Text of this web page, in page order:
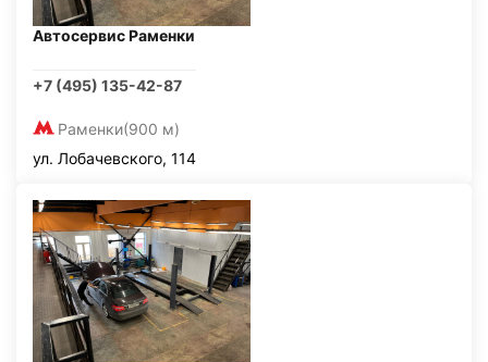
Автосервис Раменки
+7 (495) 135-42-87
Раменки(900 м)
ул. Лобачевского, 114